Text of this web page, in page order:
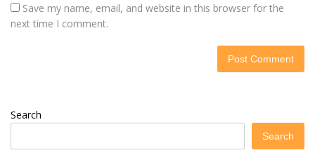
Save my name, email, and website in this browser for the
next time I comment.
Search
Search